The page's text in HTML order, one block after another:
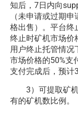
知后，7日内向
（未申请或过期
格出售）。平台终
终止时矿机市场价
用户终止托管情况
市场价格的50%支
支付完成后，预计
3）可提取矿
有的矿机数比例。